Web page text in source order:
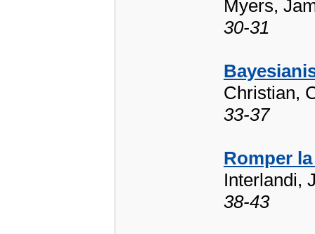
Myers,
30-31
Christian,
33-37
Romper
Interlandi,
38-43